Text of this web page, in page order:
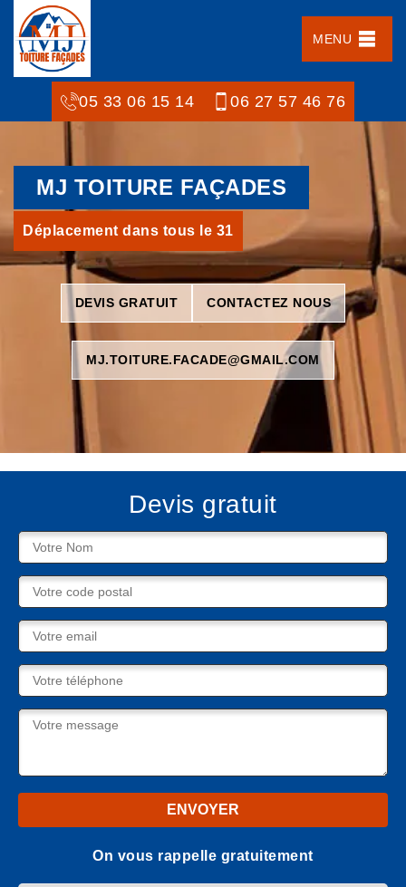
MENU
05 33 06 15 14 06 27 57 46 76
MJ TOITURE FAÇADES
Déplacement dans tous le 31
DEVIS GRATUIT CONTACTEZ NOUS
MJ.TOITURE.FACADE@GMAIL.COM
Devis gratuit
On vous rappelle gratuitement